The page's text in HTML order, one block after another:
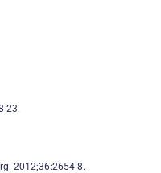
23.
2012;36:2654-8.